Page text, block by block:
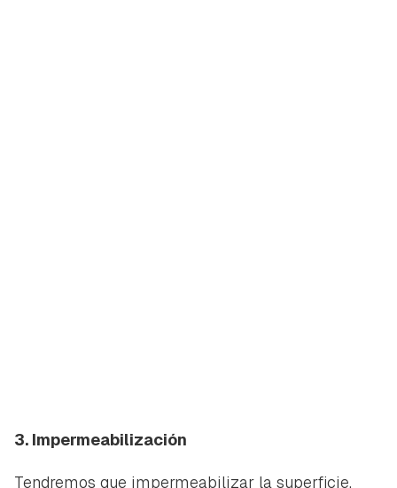
3. Impermeabilización
Tendremos que impermeabilizar la superficie.